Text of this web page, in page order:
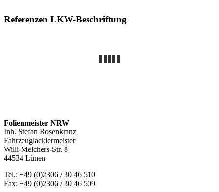
Referenzen LKW-Beschriftung
Folienmeister NRW
Inh. Stefan Rosenkranz
Fahrzeuglackiermeister
Willi-Melchers-Str. 8
44534 Lünen
Tel.: +49 (0)2306 / 30 46 510
Fax: +49 (0)2306 / 30 46 509